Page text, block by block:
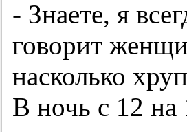
- Знаете, я
говорит
насколько
В ночь с 12 на